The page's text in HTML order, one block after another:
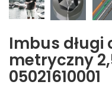
Imbus
metryczny
05021610001